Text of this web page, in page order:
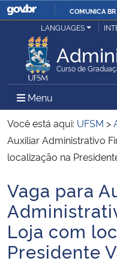
COMUNICA BR
Ministério da Justiça e
Ministério da Defesa
Ministério das Relações
Ministério da Economia
Ministério da Infraestrutura
Ministério da Agricultura,
Ministério da Educação
LANGUAGES
Curso de
Menu Menu
Você está aqui: UFSM >
Auxiliar Administrativo
localização na
Início do conteúdo
Vaga para
Loja com
Presidente